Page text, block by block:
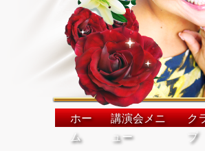
ホー
ム
講演会メニ
ュー
ク
ブ